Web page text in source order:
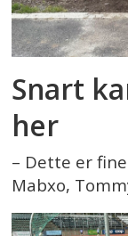
Snart
her
– Dette er
Mabxo,